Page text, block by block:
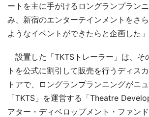
ートを主に手がけるロングランプラン
み、新宿のエンターテインメントをさ
ようなイベントができたらと企画した」
設置した「TKTSトレーラー」は、そ
トを公式に割引して販売を行うディス
トアで、ロングランプランニングがニ
「TKTS」を運営する「Theatre
アター・ディベロップメント・ファン